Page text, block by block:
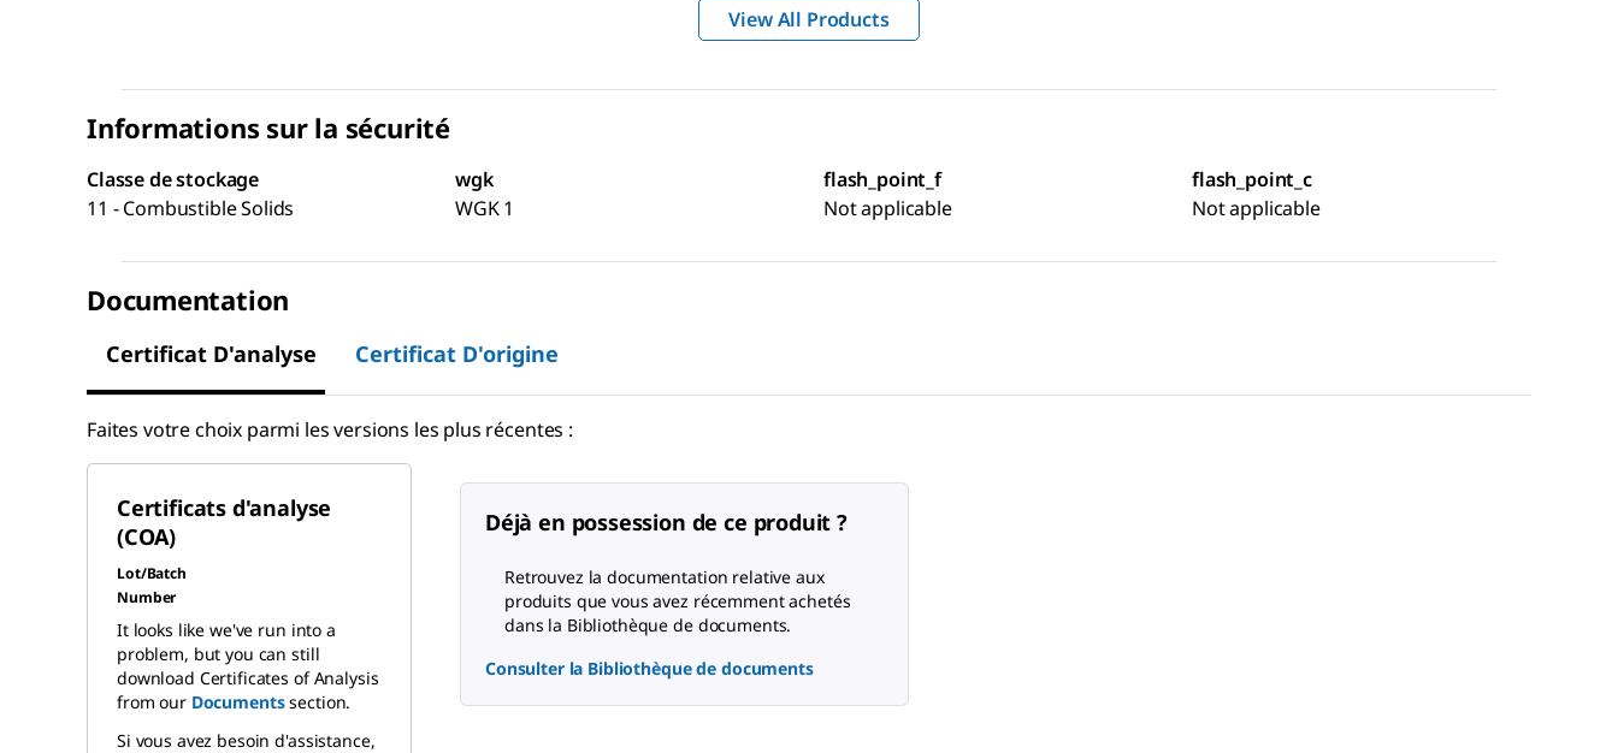
View All Products
Informations sur la sécurité
Classe de stockage
11 - Combustible Solids
wgk
WGK 1
flash_point_f
Not applicable
flash_point_c
Not applicable
Documentation
Certificat D'analyse Certificat D'origine
Faites votre choix parmi les versions les plus récentes :
Certificats d'analyse
(COA)
Lot/Batch
Number
It looks like we've run into a
problem, but you can still
download Certificates of Analysis
from our Documentssection.
Si vous avez besoin d'assistance,
Déjà en possession de ce produit ?
Retrouvez la documentation relative aux
produits que vous avez récemment achetés
dans la Bibliothèque de documents.
Consulter la Bibliothèque de documents